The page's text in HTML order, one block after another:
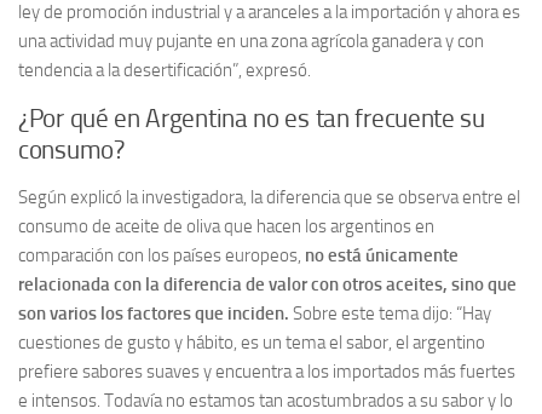
ley de promoción industrial y a aranceles a la importación y ahora es
una actividad muy pujante en una zona agrícola ganadera y con
tendencia a la desertificación”, expresó.
¿Por qué en Argentina no es tan frecuente su
consumo?
Según explicó la investigadora, la diferencia que se observa entre el
consumo de aceite de oliva que hacen los argentinos en
comparación con los países europeos, no está únicamente
relacionada con la diferencia de valor con otros aceites, sino que
son varios los factores que inciden. Sobre este tema dijo: “Hay
cuestiones de gusto y hábito, es un tema el sabor, el argentino
prefiere sabores suaves y encuentra a los importados más fuertes
e intensos. Todavía no estamos tan acostumbrados a su sabor y lo